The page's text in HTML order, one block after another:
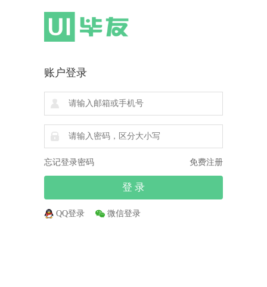
账户登录
忘记登录密码 免费注册
QQ登录 微信登录